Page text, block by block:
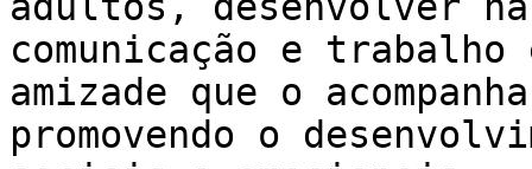
comunicação e
amizade que o
promovendo o